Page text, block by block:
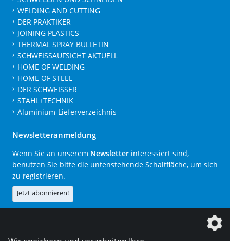
WELDING AND CUTTING
DER PRAKTIKER
JOINING PLASTICS
THERMAL SPRAY BULLETIN
SCHWEISSAUFSICHT AKTUELL
HOME OF WELDING
HOME OF STEEL
DER SCHWEISSER
STAHL+TECHNIK
Aluminium-Lieferverzeichnis
Newsletteranmeldung
Wenn Sie an unserem Newsletter interessiert sind,
benutzen Sie bitte die untenstehende Schaltfläche, um sich
zu registrieren.
Jetzt abonnieren!
Die DVS Media GmbH ist ein Unternehmen der